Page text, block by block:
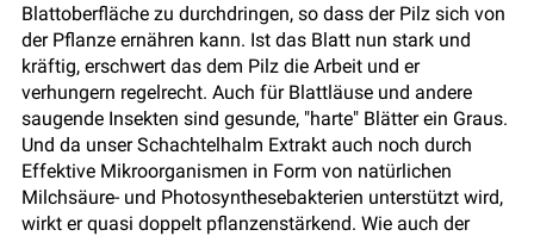
Blattoberfläche zu durchdringen, so dass der Pilz sich von
der Pflanze ernähren kann. Ist das Blatt nun stark und
kräftig, erschwert das dem Pilz die Arbeit und er
verhungern regelrecht. Auch für Blattläuse und andere
saugende Insekten sind gesunde, "harte" Blätter ein Graus.
Und da unser Schachtelhalm Extrakt auch noch durch
Effektive Mikroorganismen in Form von natürlichen
Milchsäure- und Photosynthesebakterien unterstützt wird,
wirkt er quasi doppelt pflanzenstärkend. Wie auch der